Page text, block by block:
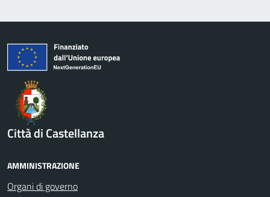
Città di Castellanza
AMMINISTRAZIONE
Organi di governo